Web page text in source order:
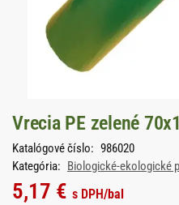
Vrecia PE zelené
Katalógové číslo: 986020
Kategória: Biologické-ekologické
5,17 € s DPH/bal